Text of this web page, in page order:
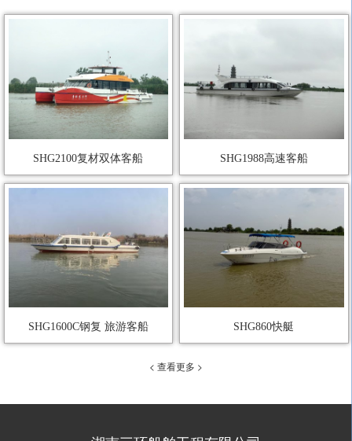
SHG2100复材双体客船 SHG1988高速客船
SHG1600C钢复 旅游客船 SHG860快艇
< 查看更多 >